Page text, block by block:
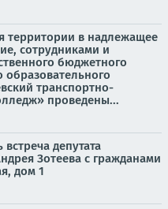
территории в надлежащее
сотрудниками и
бюджетного
транспортно-
проведены...
встреча депутата
Зотеева с гражданами
дом 1